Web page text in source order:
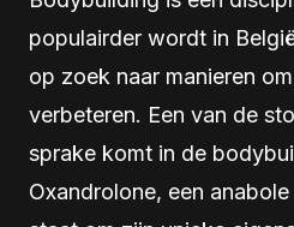
populairder wordt in
op zoek naar manieren
verbeteren. Een van de
sprake komt in de
Oxandrolone, een